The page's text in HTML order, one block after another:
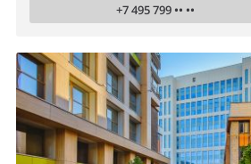
+7 495 799 •• ••